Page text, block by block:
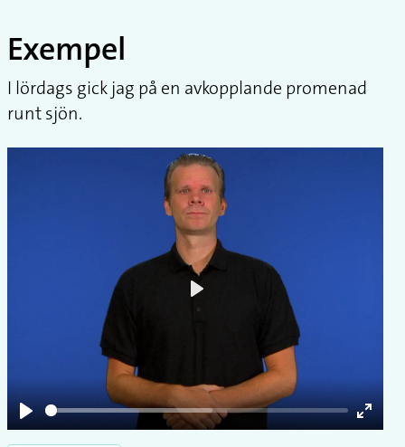
Exempel
I lördags gick jag på en avkopplande promenad
runt sjön.
Play
Enter
Play